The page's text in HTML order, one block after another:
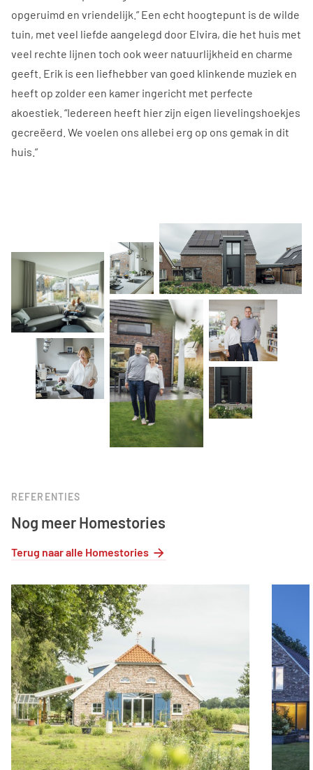
opgeruimd en vriendelijk.” Een echt hoogtepunt is de wilde
tuin, met veel liefde aangelegd door Elvira, die het huis met
veel rechte lijnen toch ook weer natuurlijkheid en charme
geeft. Erik is een liefhebber van goed klinkende muziek en
heeft op zolder een kamer ingericht met perfecte
akoestiek. “Iedereen heeft hier zijn eigen lievelingshoekjes
gecreëerd. We voelen ons allebei erg op ons gemak in dit
huis.”
REFERENTIES
Nog meer Homestories
Terug naar alle Homestories